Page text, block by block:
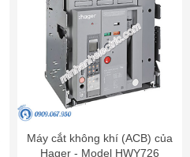
Máy cắt không khí (ACB) của
Hager - Model HWY726